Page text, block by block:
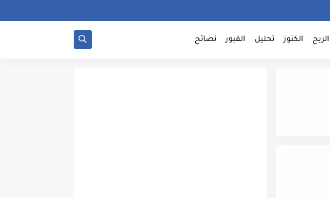
الربح الكنوز تحليل القبور نصائح